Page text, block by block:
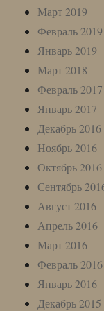
Март 2019
Февраль 2019
Январь 2019
Март 2018
Февраль 2017
Январь 2017
Декабрь 2016
Ноябрь 2016
Октябрь 2016
Сентябрь
Август 2016
Апрель 2016
Март 2016
Февраль 2016
Январь 2016
Декабрь 2015